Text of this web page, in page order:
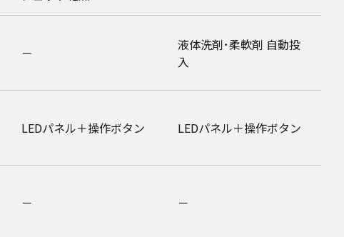
－
液体洗剤･柔軟剤 自動投
入
LEDパネル＋操作ボタン LEDパネル＋操作ボタン
－ －